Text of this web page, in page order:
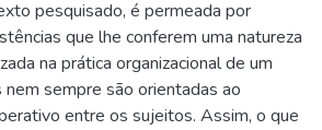
pesquisado, é permeada por
que lhe conferem uma natureza
na prática organizacional de um
nem sempre são orientadas ao
entre os sujeitos. Assim, o que